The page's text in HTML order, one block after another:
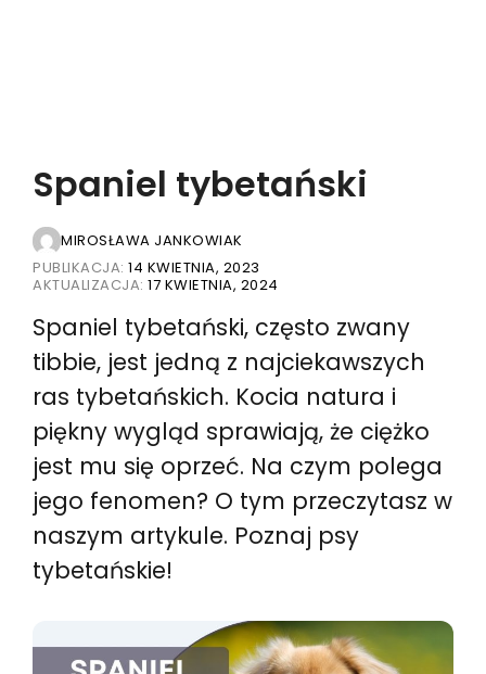
Spaniel tybetański
MIROSŁAWA JANKOWIAK
PUBLIKACJA: 14 KWIETNIA, 2023
AKTUALIZACJA: 17 KWIETNIA, 2024
Spaniel tybetański, często zwany
tibbie, jest jedną z najciekawszych
ras tybetańskich. Kocia natura i
piękny wygląd sprawiają, że ciężko
jest mu się oprzeć. Na czym polega
jego fenomen? O tym przeczytasz w
naszym artykule. Poznaj psy
tybetańskie!